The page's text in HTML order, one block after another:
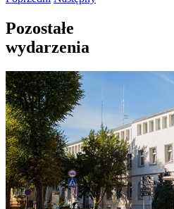
Pozostałe
wydarzenia